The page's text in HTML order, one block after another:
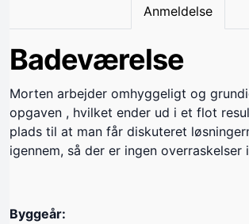
Anmeldelse
Badeværelse
Morten arbejder omhyggeligt og
opgaven , hvilket ender ud i et flot
plads til at man får diskuteret
igennem, så der er ingen overraskelser
Byggeår: